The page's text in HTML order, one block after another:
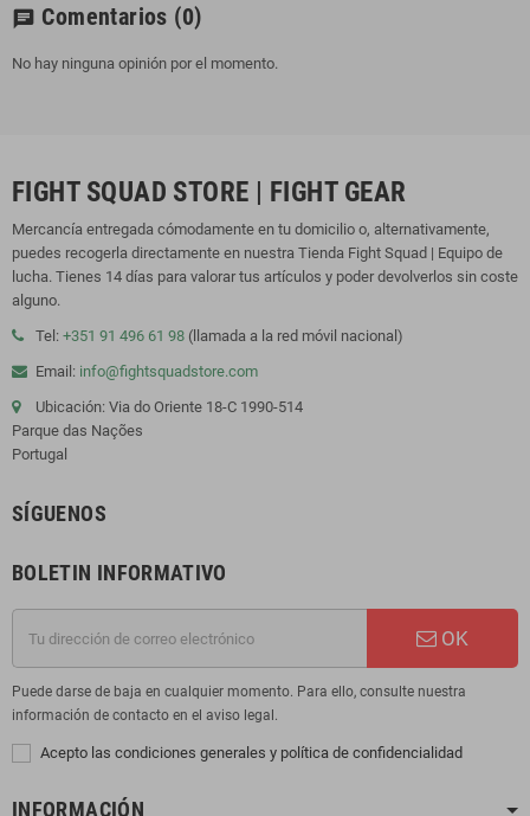
chat Comentarios (0)
No hay ninguna opinión por el momento.
FIGHT SQUAD STORE | FIGHT GEAR
Mercancía entregada cómodamente en tu domicilio o, alternativamente,
puedes recogerla directamente en nuestra Tienda Fight Squad | Equipo de
lucha. Tienes 14 días para valorar tus artículos y poder devolverlos sin coste
alguno.
Tel: +351 91 496 61 98 (llamada a la red móvil nacional)
Email: info@fightsquadstore.com
Ubicación: Via do Oriente 18-C 1990-514
Parque das Nações
Portugal
SÍGUENOS
BOLETIN INFORMATIVO
OK
Puede darse de baja en cualquier momento. Para ello, consulte nuestra
información de contacto en el aviso legal.
Acepto las condiciones generales y política de confidencialidad
INFORMACIÓN